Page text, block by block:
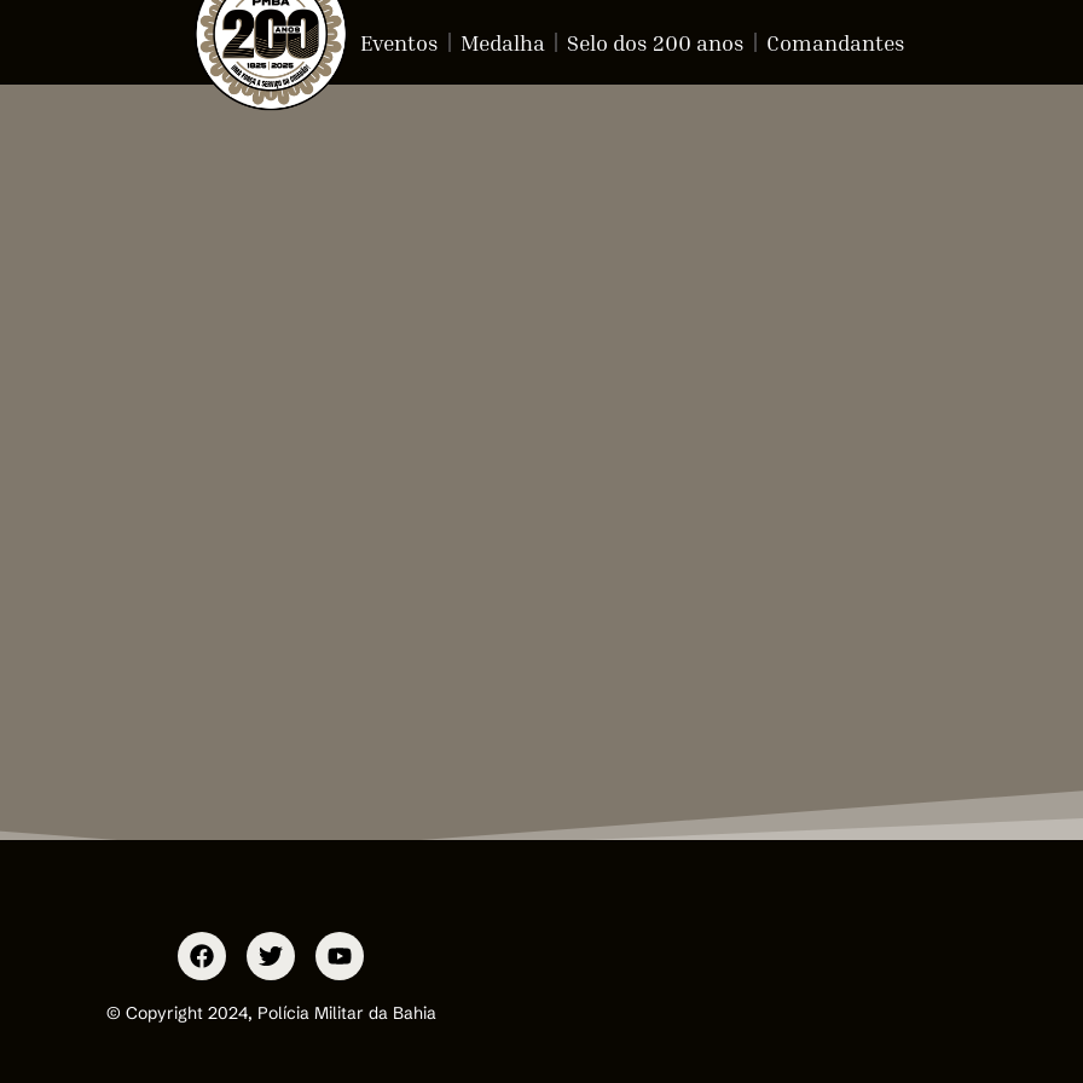
Eventos Medalha Selo dos 200 anos Comandantes
© Copyright 2024, Polícia Militar da Bahia